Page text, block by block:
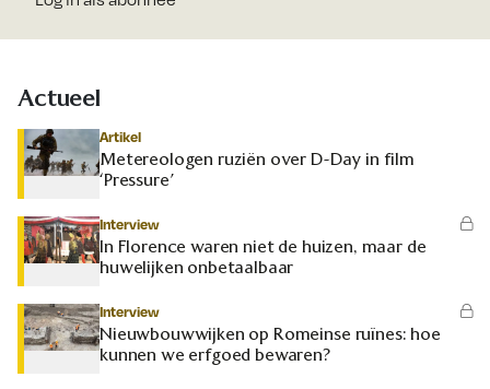
Actueel
Artikel
Metereologen ruziën over D-Day in film
‘Pressure’
Interview
In Florence waren niet de huizen, maar de
huwelijken onbetaalbaar
Interview
Nieuwbouwwijken op Romeinse ruïnes: hoe
kunnen we erfgoed bewaren?